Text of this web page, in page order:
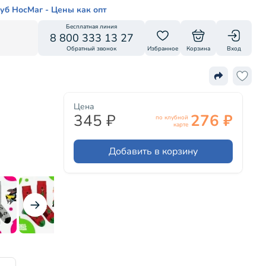
НосМаг - Цены как опт
Бесплатная линия
8 800 333 13 27
Обратный звонок Избранное Корзина Вход
Цена
345 ₽
по клубной
карте 276 ₽
Добавить в корзину